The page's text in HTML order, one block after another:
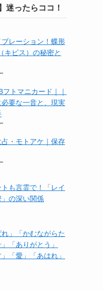
迷ったらココ！
レーション！蝶形
キビス）の秘密と
フトマニカード｜｜
要な一音と、現実
・モトアケ｜保存
も言霊で！「レイ
の深い関係
れ」「かむながらた
「ありがとう」
」「愛」「あはれ」